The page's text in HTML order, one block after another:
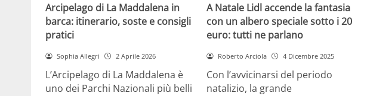
Arcipelago di La Maddalena in
barca: itinerario, soste e consigli
pratici
Sophia Allegri 2 Aprile 2026
L’Arcipelago di La Maddalena è
uno dei Parchi Nazionali più belli
A Natale Lidl accende la fantasia
con un albero speciale sotto i 20
euro: tutti ne parlano
Roberto Arciola 4 Dicembre 2025
Con l’avvicinarsi del periodo
natalizio, la grande